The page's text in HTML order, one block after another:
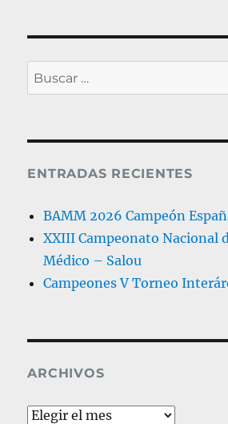
Buscar
por:
ENTRADAS RECIENTES
BAMM 2026 Campeón
XXIII Campeonato Nacional
Médico – Salou
Campeones V Torneo
ARCHIVOS
Archivos